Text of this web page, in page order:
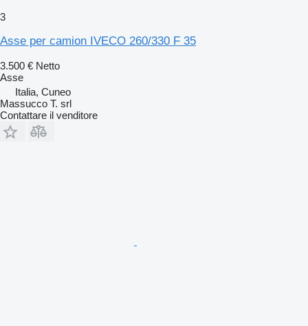
3
Asse per camion IVECO 260/330 F 35
3.500 € Netto
Asse
Italia, Cuneo
Massucco T. srl
Contattare il venditore